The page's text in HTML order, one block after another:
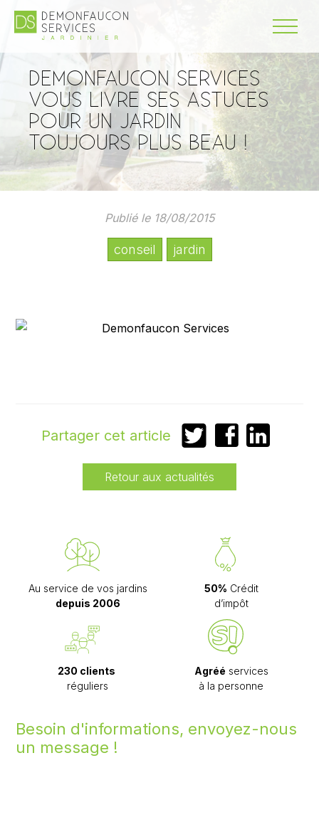
DEMONFAUCON SERVICES
VOUS LIVRE SES ASTUCES
POUR UN JARDIN
TOUJOURS PLUS BEAU !
Publié le 18/08/2015
conseil jardin
Partager cet article
Partager
sur
Twitter
Partager
sur
Facebook
Partager
sur
Retour aux actualités
Au service de vos jardins
depuis 2006
50% Crédit
d’impôt
230 clients
réguliers
Agréé services
à la personne
Besoin d'informations, envoyez-nous
un message !